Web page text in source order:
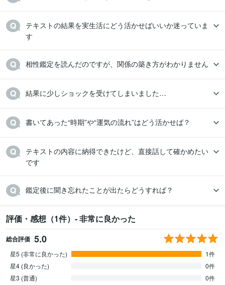
テキストの結果を実生活にどう活かせばいいか迷っていま
す
相性鑑定を読んだのですが、関係の築き方がわかりません
書いてあった“時期”や“運気の流れ”はどう活かせば？
テキストの内容に納得できたけど、直接話して確かめたい
評価・感想（1件）- 非常に良かった
総合評価 5.0
星5 (非常に良かった)
1件
星4 (良かった)
0件
星3 (普通)
0件